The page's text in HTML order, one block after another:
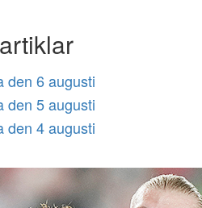
den 6 augusti
den 5 augusti
den 4 augusti